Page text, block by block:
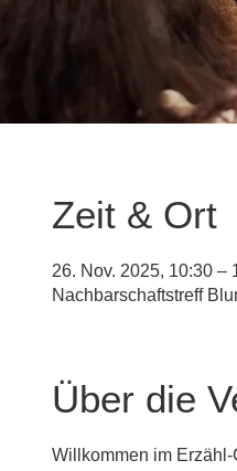
Zeit & Ort
26. Nov. 2025, 10:30 –
Nachbarschaftstreff
Über die
Willkommen im